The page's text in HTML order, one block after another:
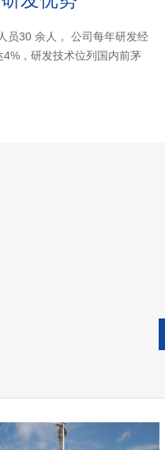
员30 余人， 公司每年研发经
4%，研发技术位列国内前茅